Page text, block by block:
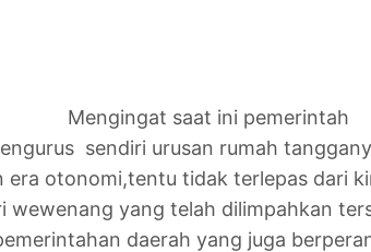
Mengingat saat ini pemerintah
sendiri urusan rumah
era otonomi,tentu tidak terlepas dari
wewenang yang telah dilimpahkan
daerah yang juga